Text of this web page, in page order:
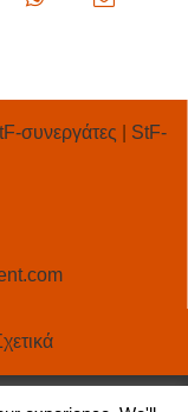
συνεργάτες
StF-